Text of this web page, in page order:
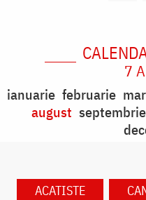
7
ianuarie februarie
august septembrie
ACATISTE